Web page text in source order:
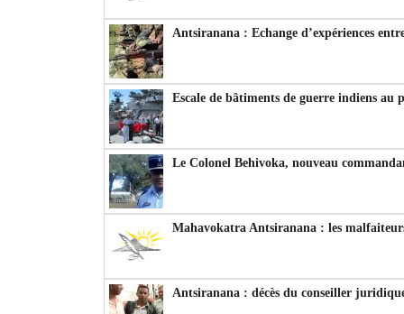
Antsiranana : Echange d’expériences
Escale de bâtiments de guerre indiens au
Le Colonel Behivoka, nouveau
Mahavokatra Antsiranana : les
Antsiranana : décès du conseiller